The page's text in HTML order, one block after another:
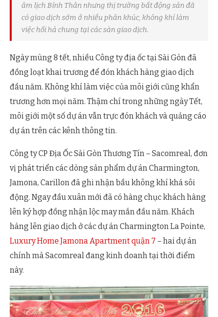
âm lịch Bính Thân nhưng thị trường bất động sản đã
có giao dịch sớm ở nhiều phân khúc, không khí làm
việc hối hả chung tại các sàn giao dịch.
Ngày mùng 8 tết, nhiều Công ty địa ốc tại Sài Gòn đã
đồng loạt khai trương để đón khách hàng giao dịch
đầu năm. Không khí làm việc của môi giới cũng khẩn
trương hơn mọi năm. Thậm chí trong những ngày Tết,
môi giới một số dự án vẫn trực đón khách và quảng cáo
dự án trên các kênh thông tin.
Công ty CP Địa Ốc Sài Gòn Thương Tín – Sacomreal, đơn
vị phát triển các dòng sản phẩm dự án Charmington,
Jamona, Carillon đã ghi nhận bầu không khí khá sôi
động. Ngay đầu xuân mới đã có hàng chục khách hàng
lên ký hợp đồng nhận lộc may mắn đầu năm. Khách
hàng lên giao dịch ở các dự án Charmington La Pointe,
Luxury Home Jamona Apartment quận 7 – hai dự án
chính mà Sacomreal đang kinh doanh tại thời điểm
này.